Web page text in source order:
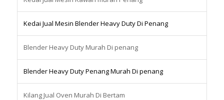
Kedai Jual Mesin Blender Heavy Duty Di Penang
Blender Heavy Duty Murah Di penang
Blender Heavy Duty Penang Murah Di penang
Kilang Jual Oven Murah Di Bertam